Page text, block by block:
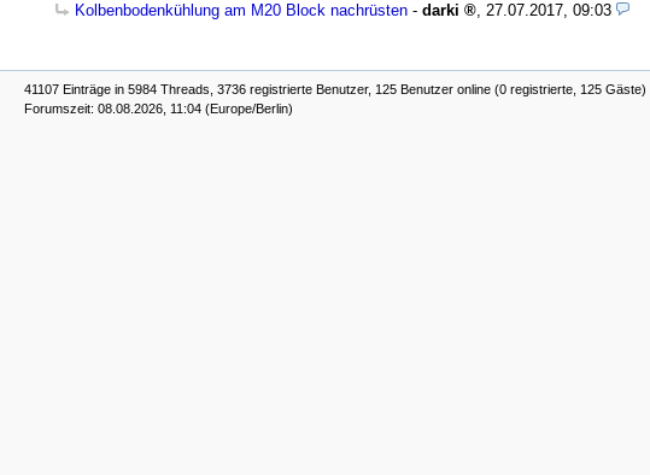
Kolbenbodenkühlung am M20 Block nachrüsten - darki , 27.07.2017, 09:03
41107 Einträge in 5984 Threads, 3736 registrierte Benutzer, 125 Benutzer online (0 registrierte, 125 Gäste)
Forumszeit: 08.08.2026, 11:04 (Europe/Berlin)